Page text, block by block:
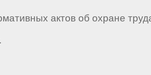
актов об охране